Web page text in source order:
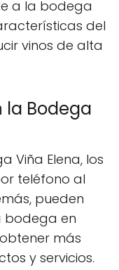
a la bodega
del
vinos de alta
Bodega
Viña Elena, los
teléfono al
pueden
bodega en
más
y servicios.